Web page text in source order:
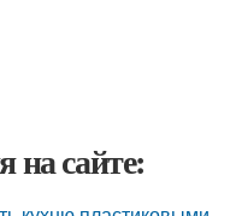
на сайте: